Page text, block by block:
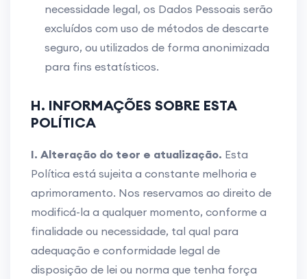
necessidade legal, os Dados Pessoais serão
excluídos com uso de métodos de descarte
seguro, ou utilizados de forma anonimizada
para fins estatísticos.
H. INFORMAÇÕES SOBRE ESTA
POLÍTICA
I. Alteração do teor e atualização. Esta
Política está sujeita a constante melhoria e
aprimoramento. Nos reservamos ao direito de
modificá-la a qualquer momento, conforme a
finalidade ou necessidade, tal qual para
adequação e conformidade legal de
disposição de lei ou norma que tenha força